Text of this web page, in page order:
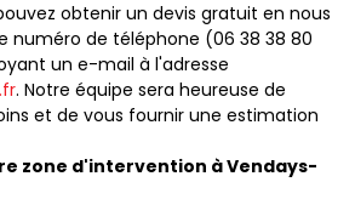
obtenir un devis gratuit en nous
numéro de téléphone (06 38 38 80
un e-mail à l'adresse
. Notre équipe sera heureuse de
et de vous fournir une estimation
zone d'intervention à Vendays-